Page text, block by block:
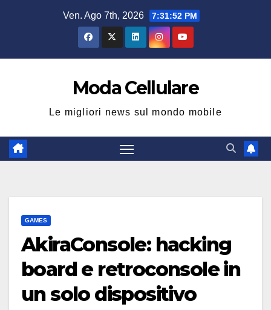
Ven. Ago 7th, 2026 7:31:53 PM
Moda Cellulare
Le migliori news sul mondo mobile
GAMES
AkiraConsole: hacking
board e retroconsole in
un solo dispositivo